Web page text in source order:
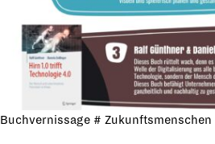
Buchvernissage # Zukunftsmenschen